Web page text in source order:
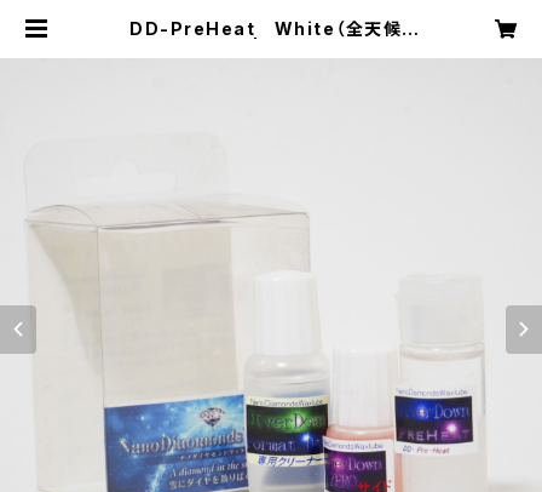
DD-PreHeat White（全天候）